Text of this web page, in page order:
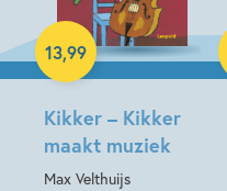
Kikker – Kikker
maakt muziek
Max Velthuijs
13,99
Hardcover